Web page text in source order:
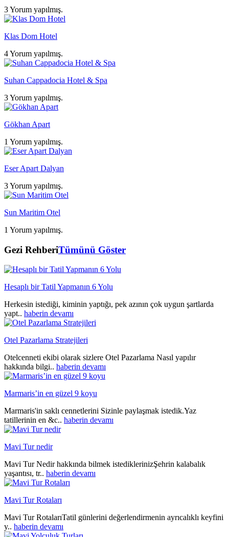
3 Yorum yapılmış.
Klas Dom Hotel
4 Yorum yapılmış.
Suhan Cappadocia Hotel & Spa
3 Yorum yapılmış.
Gökhan Apart
1 Yorum yapılmış.
Eser Apart Dalyan
3 Yorum yapılmış.
Sun Maritim Otel
1 Yorum yapılmış.
Gezi RehberiTümünü Göster
Hesaplı bir Tatil Yapmanın 6 Yolu
Herkesin istediği, kiminin yaptığı, pek azının çok uygun şartlarda
yapt.. haberin devamı
Otel Pazarlama Stratejileri
Otelcenneti ekibi olarak sizlere Otel Pazarlama Nasıl yapılır
hakkında bilgi.. haberin devamı
Marmaris’in en güzel 9 koyu
Marmaris'in saklı cennetlerini Sizinle paylaşmak istedik.Yaz
tatillerinin en &c.. haberin devamı
Mavi Tur nedir
Mavi Tur Nedir hakkında bilmek istediklerinizŞehrin kalabalık
yaşantısı, tr.. haberin devamı
Mavi Tur Rotaları
Mavi Tur RotalarıTatil günlerini değerlendirmenin ayrıcalıklı keyfini
y.. haberin devamı